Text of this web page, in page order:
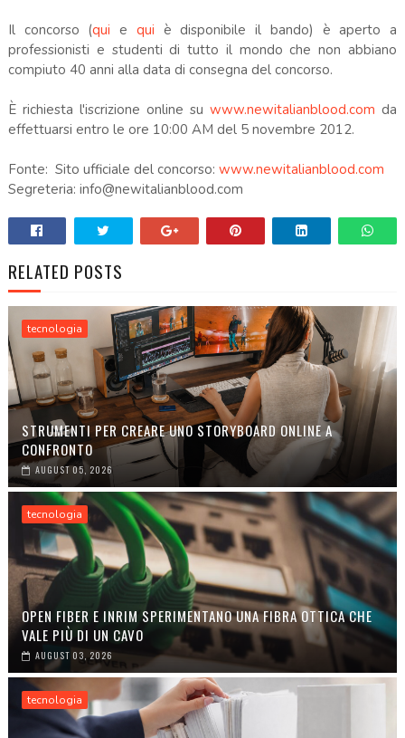
Il concorso (qui e qui è disponibile il bando) è aperto a
professionisti e studenti di tutto il mondo che non abbiano
compiuto 40 anni alla data di consegna del concorso.
È richiesta l'iscrizione online suwww.newitalianblood.com da
effettuarsi entro le ore 10:00 AM del 5 novembre 2012.
Fonte: Sito ufficiale del concorso: www.newitalianblood.com
Segreteria: info@newitalianblood.com
RELATED POSTS
tecnologia
STRUMENTI PER CREARE UNO STORYBOARD ONLINE A
CONFRONTO
AUGUST 05, 2026
tecnologia
OPEN FIBER E INRIM SPERIMENTANO UNA FIBRA OTTICA CHE
VALE PIÙ DI UN CAVO
AUGUST 03, 2026
tecnologia